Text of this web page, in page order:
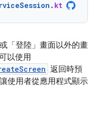
. kt
或「登陸」 畫面以外的畫
以使用
返回時預
使用者從應用程式顯示